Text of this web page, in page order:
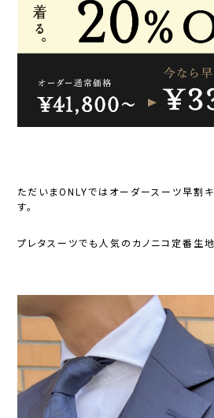
ただいまONLYではオーダースーツ早割
す。
プレタスーツでも人気のカノニコ定番生地